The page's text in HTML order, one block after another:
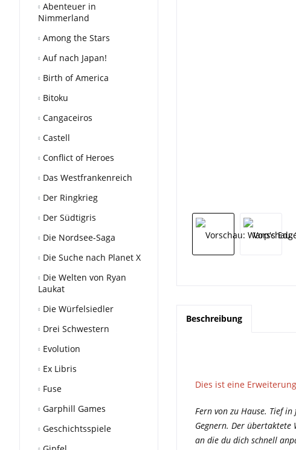
Abenteuer in
Nimmerland
Among the Stars
Auf nach Japan!
Birth of America
Bitoku
Cangaceiros
Castell
Conflict of Heroes
Das Westfrankenreich
Der Ringkrieg
Der Südtigris
Die Nordsee-Saga
Die Suche nach Planet X
Die Welten von Ryan
Laukat
Die Würfelsiedler
Drei Schwestern
Evolution
Ex Libris
Fuse
Garphill Games
Geschichtsspiele
Beschreibung
Dies ist eine
Fern von zu Hause. Tief
Gegnern. Der übertaktete
an die du dich schnell